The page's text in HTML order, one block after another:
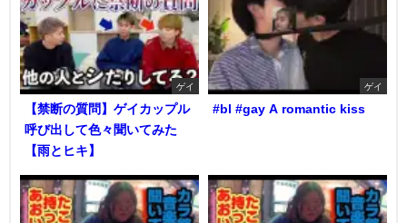
ゲイ
【禁断の質問】ゲイカップル
呼び出して色々聞いてみた
【雨とヒキ】
ゲイ
#bl #gay A romantic kiss